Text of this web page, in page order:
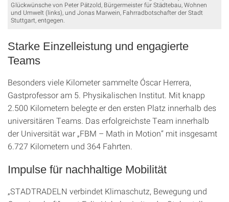
Glückwünsche von Peter Pätzold, Bürgermeister für Städtebau, Wohnen
und Umwelt (links), und Jonas Marwein, Fahrradbotschafter der Stadt
Stuttgart, entgegen.
Starke Einzelleistung und engagierte
Teams
Besonders viele Kilometer sammelte Óscar Herrera,
Gastprofessor am 5. Physikalischen Institut. Mit knapp
2.500 Kilometern belegte er den ersten Platz innerhalb des
universitären Teams. Das erfolgreichste Team innerhalb
der Universität war „FBM – Math in Motion“ mit insgesamt
6.727 Kilometern und 364 Fahrten.
Impulse für nachhaltige Mobilität
„STADTRADELN verbindet Klimaschutz, Bewegung und